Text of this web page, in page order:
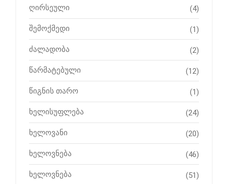
ღირსეული (4)
შემოქმედი (1)
ძალადობა (2)
წარმატებული (12)
წიგნის თარო (1)
ხელისუფლება (24)
ხელოვანი (20)
ხელოვნება (46)
ხელოვნება (51)